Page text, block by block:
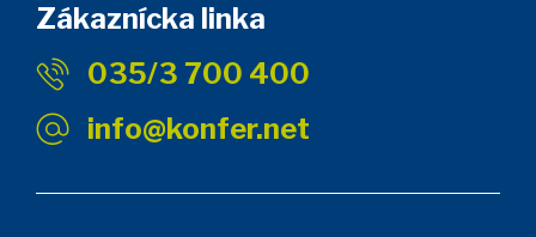
Zákaznícka linka
035/3 700 400
info@konfer.net